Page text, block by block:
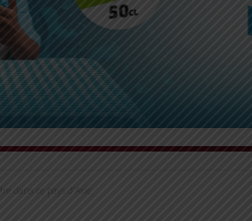
dans ce pays d’Asie